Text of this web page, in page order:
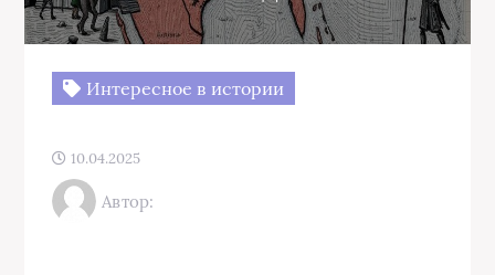
Интересное в истории
10.04.2025
Автор: